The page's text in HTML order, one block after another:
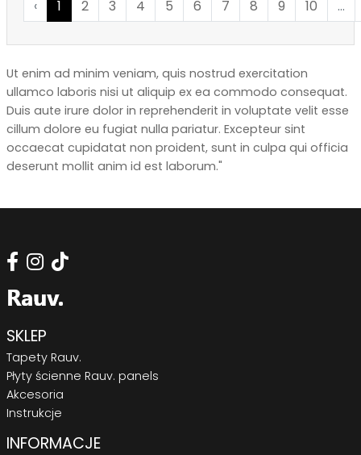
‹ 1 2 3 4 5 6 7 8 9 10 ...
Ut enim ad minim veniam, quis nostrud exercitation
ullamco laboris nisi ut aliquip ex ea commodo consequat.
Duis aute irure dolor in reprehenderit in voluptate velit esse
cillum dolore eu fugiat nulla pariatur. Excepteur sint
occaecat cupidatat non proident, sunt in culpa qui officia
deserunt mollit anim id est laborum."
SKLEP
Tapety Rauv.
Płyty ścienne Rauv. panels
Akcesoria
Instrukcje
INFORMACJE